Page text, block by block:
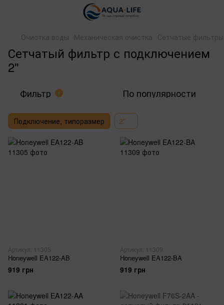
Очистка воды Механическая очистка Сетчатые фильтры
Сетчатый фильтр с подключением
2"
Фильтр 1 По популярности
Подключение, типоразмер 2"
Артикул: 11305
Honeywell EA122-AB
919 грн
Артикул: 11309
Honeywell EA122-BA
919 грн